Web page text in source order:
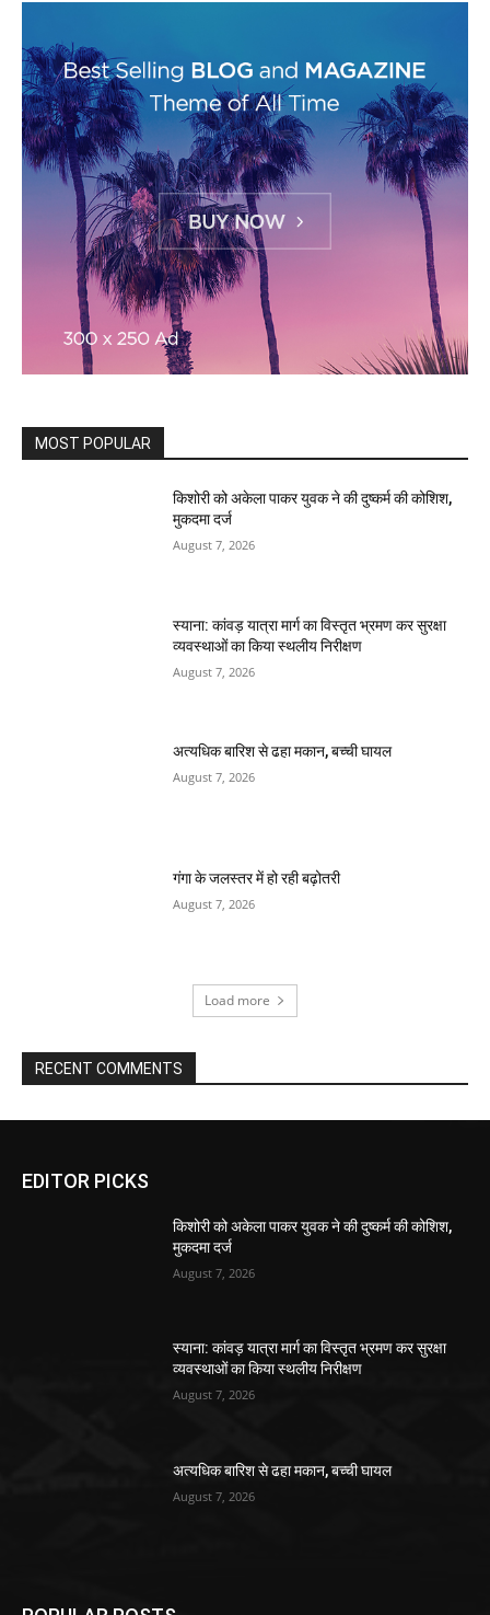
MOST POPULAR
किशोरी को अकेला पाकर युवक ने की दुष्कर्म की कोशिश,
मुकदमा दर्ज
August 7, 2026
स्याना: कांवड़ यात्रा मार्ग का विस्तृत भ्रमण कर सुरक्षा
व्यवस्थाओं का किया स्थलीय निरीक्षण
August 7, 2026
अत्यधिक बारिश से ढहा मकान, बच्ची घायल
August 7, 2026
गंगा के जलस्तर में हो रही बढ़ोतरी
August 7, 2026
Load more
RECENT COMMENTS
EDITOR PICKS
किशोरी को अकेला पाकर युवक ने की दुष्कर्म की कोशिश,
मुकदमा दर्ज
August 7, 2026
स्याना: कांवड़ यात्रा मार्ग का विस्तृत भ्रमण कर सुरक्षा
व्यवस्थाओं का किया स्थलीय निरीक्षण
August 7, 2026
अत्यधिक बारिश से ढहा मकान, बच्ची घायल
August 7, 2026